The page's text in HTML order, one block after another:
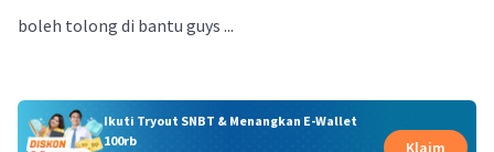
boleh tolong di bantu guys ...
Ikuti Tryout SNBT & Menangkan E-Wallet
100rb
Klaim